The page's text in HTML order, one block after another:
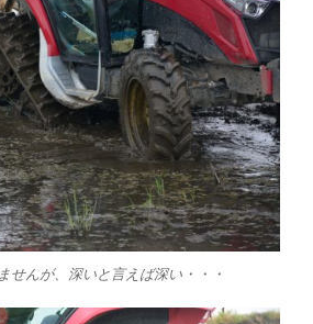
せんが、深いと言えば深い・・・